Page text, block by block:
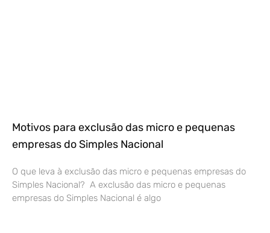
Motivos para exclusão das micro e pequenas
empresas do Simples Nacional
O que leva à exclusão das micro e pequenas empresas do
Simples Nacional? A exclusão das micro e pequenas
empresas do Simples Nacional é algo